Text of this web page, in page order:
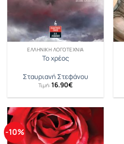
ΕΛΛΗΝΙΚΉ ΛΟΓΟΤΕΧΝΊΑ
Το χρέος
Σταυριανή Στεφάνου
Τιμή: 16.90€
-10%